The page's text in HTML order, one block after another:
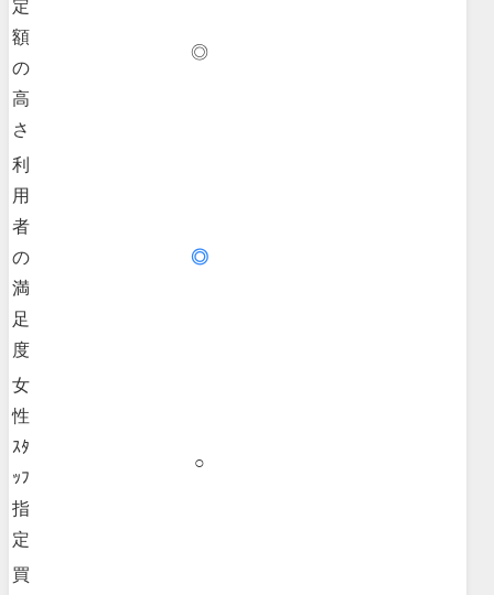
定
額
の
高
さ
◎
利
用
者
の
満
足
度
◎
女
性
ｽﾀ
ｯﾌ
指
定
○
買